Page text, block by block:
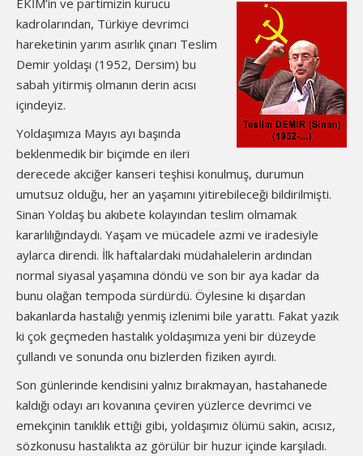
EKİM’in ve partimizin kurucu
kadrolarından, Türkiye devrimci
hareketinin yarım asırlık çınarı Teslim
Demir yoldaşı (1952, Dersim) bu
sabah yitirmiş olmanın derin acısı
içindeyiz.
Yoldaşımıza Mayıs ayı başında
beklenmedik bir biçimde en ileri
derecede akciğer kanseri teşhisi konulmuş, durumun
umutsuz olduğu, her an yaşamını yitirebileceği bildirilmişti.
Sinan Yoldaş bu akıbete kolayından teslim olmamak
kararlılığındaydı. Yaşam ve mücadele azmi ve iradesiyle
aylarca direndi. İlk haftalardaki müdahalelerin ardından
normal siyasal yaşamına döndü ve son bir aya kadar da
bunu olağan tempoda sürdürdü. Öylesine ki dışardan
bakanlarda hastalığı yenmiş izlenimi bile yarattı. Fakat yazık
ki çok geçmeden hastalık yoldaşımıza yeni bir düzeyde
çullandı ve sonunda onu bizlerden fiziken ayırdı.
Son günlerinde kendisini yalnız bırakmayan, hastahanede
kaldığı odayı arı kovanına çeviren yüzlerce devrimci ve
emekçinin tanıklık ettiği gibi, yoldaşımız ölümü sakin, acısız,
sözkonusu hastalıkta az görülür bir huzur içinde karşıladı.